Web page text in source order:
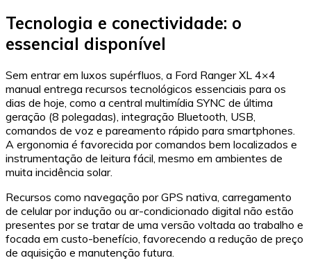
Tecnologia e conectividade: o
essencial disponível
Sem entrar em luxos supérfluos, a Ford Ranger XL 4×4
manual entrega recursos tecnológicos essenciais para os
dias de hoje, como a central multimídia SYNC de última
geração (8 polegadas), integração Bluetooth, USB,
comandos de voz e pareamento rápido para smartphones.
A ergonomia é favorecida por comandos bem localizados e
instrumentação de leitura fácil, mesmo em ambientes de
muita incidência solar.
Recursos como navegação por GPS nativa, carregamento
de celular por indução ou ar-condicionado digital não estão
presentes por se tratar de uma versão voltada ao trabalho e
focada em custo-benefício, favorecendo a redução de preço
de aquisição e manutenção futura.